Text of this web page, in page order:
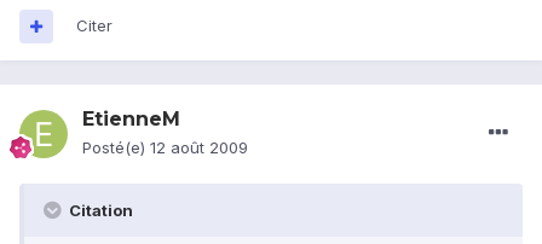
Citer
EtienneM
Posté(e) 12 août 2009
Citation